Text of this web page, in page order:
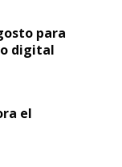
para
digital
el